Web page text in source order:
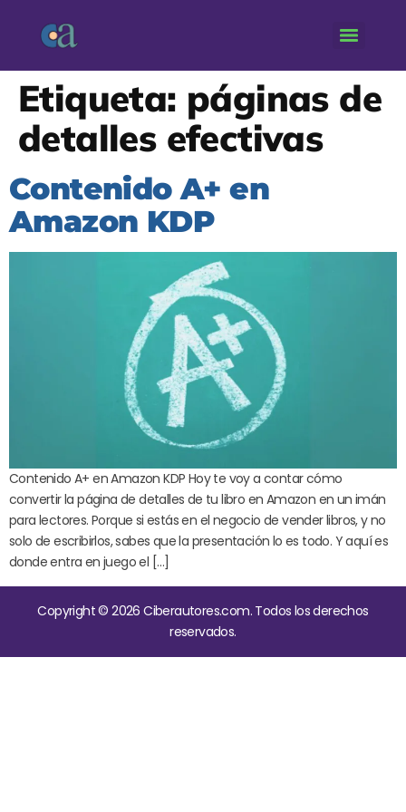
Etiqueta: páginas de
detalles efectivas
Contenido A+ en
Amazon KDP
Contenido A+ en Amazon KDP Hoy te voy a contar cómo
convertir la página de detalles de tu libro en Amazon en un imán
para lectores. Porque si estás en el negocio de vender libros, y no
solo de escribirlos, sabes que la presentación lo es todo. Y aquí es
donde entra en juego el […]
Copyright © 2026 Ciberautores.com. Todos los derechos
reservados.